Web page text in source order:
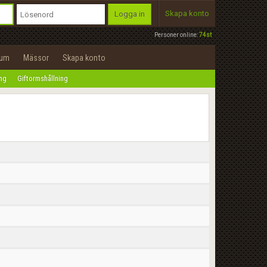
Personer online:74st
Logga in Skapa konto
Mässor Skapa konto
Giftormshållning